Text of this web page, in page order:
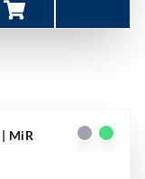
| MiR